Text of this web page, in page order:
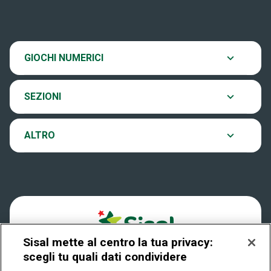
GIOCHI NUMERICI
Eurojackpot
VinciCasa
Play Your Date
SEZIONI
Ultima estrazione
Archivio estrazioni
Verifica vincite
ALTRO
Contatti
Notifiche
Privacy
Sisal mette al centro la tua privacy:
scegli tu quali dati condividere